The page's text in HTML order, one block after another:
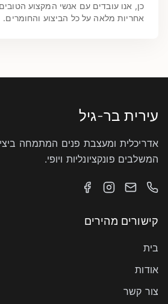
כן, אנו עובדים עם אנשי המקצוע הטובים
אחריות מלאה על כל הביצוע והחומרים.
עירית בר-גיל
אדריכלית ומעצבת פנים המתמחה
המשלבים פונקציונליות ויופי.
קישורים מהירים
בית
אודות
צור קשר